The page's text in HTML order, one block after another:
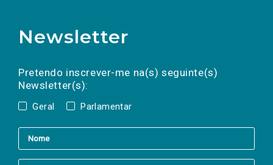
Newsletter
Pretendo inscrever-me na(s) seguinte(s)
Newsletter(s):
Geral Parlamentar
a(s) newsletter(s).
mail